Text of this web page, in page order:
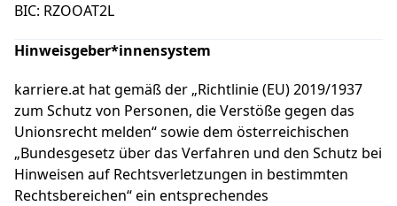
BIC: RZOOAT2L
Hinweisgeber*innensystem
karriere.at hat gemäß der „Richtlinie (EU) 2019/1937
zum Schutz von Personen, die Verstöße gegen das
Unionsrecht melden“ sowie dem österreichischen
„Bundesgesetz über das Verfahren und den Schutz bei
Hinweisen auf Rechtsverletzungen in bestimmten
Rechtsbereichen“ ein entsprechendes